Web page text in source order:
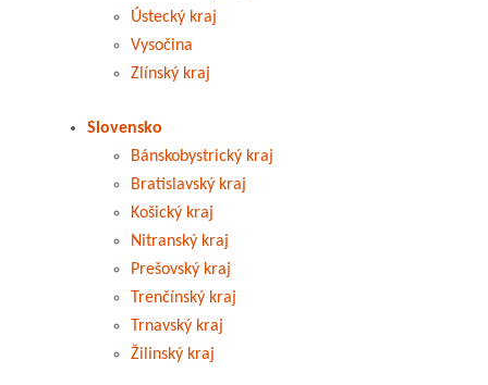
Ústecký kraj
Vysočina
Zlínský kraj
Slovensko
Bánskobystrický kraj
Bratislavský kraj
Košický kraj
Nitranský kraj
Prešovský kraj
Trenčínský kraj
Trnavský kraj
Žilinský kraj